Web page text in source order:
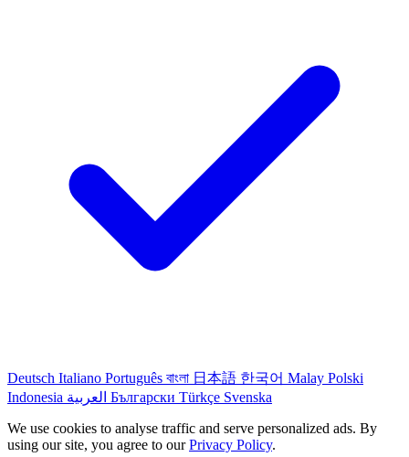
Deutsch Italiano Português বাংলা 日本語 한국어 Malay Polski
Indonesia العربية Български Türkçe Svenska
We use cookies to analyse traffic and serve personalized ads. By
using our site, you agree to ourPrivacy Policy.